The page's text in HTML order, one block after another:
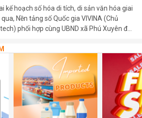
kế hoạch số hóa di tích, di sản văn hóa giai
Nền tảng số Quốc gia VIVINA (Chủ
phối hợp cùng UBND xã Phú Xuyên đã
gia trên địa bàn xã.